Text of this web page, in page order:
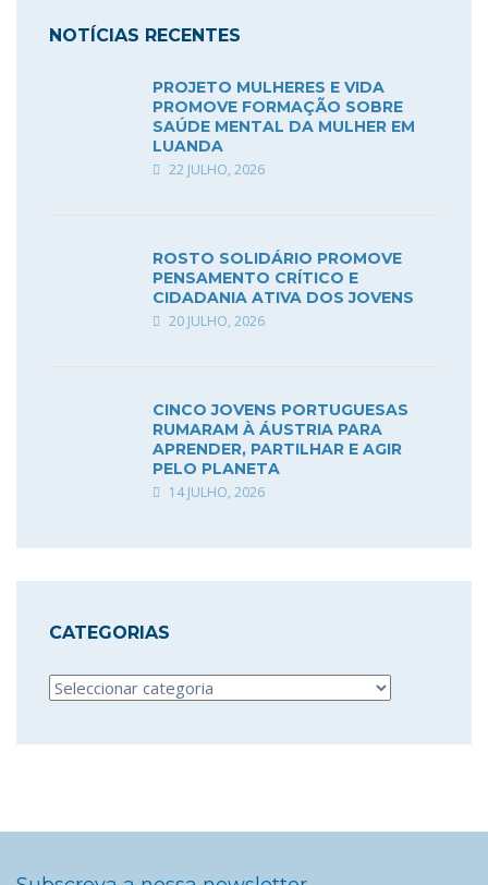
NOTÍCIAS RECENTES
PROJETO MULHERES E VIDA
PROMOVE FORMAÇÃO SOBRE
SAÚDE MENTAL DA MULHER EM
LUANDA
22 JULHO, 2026
ROSTO SOLIDÁRIO PROMOVE
PENSAMENTO CRÍTICO E
CIDADANIA ATIVA DOS JOVENS
20 JULHO, 2026
CINCO JOVENS PORTUGUESAS
RUMARAM À ÁUSTRIA PARA
APRENDER, PARTILHAR E AGIR
PELO PLANETA
14 JULHO, 2026
CATEGORIAS
Categorias